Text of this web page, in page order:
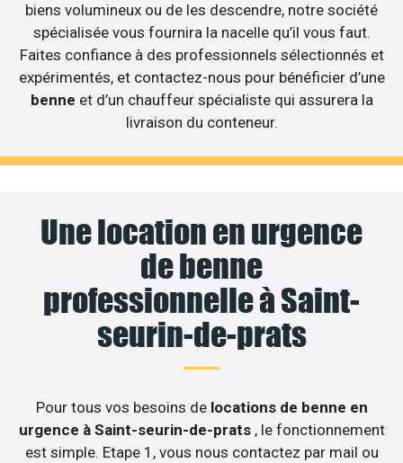
biens volumineux ou de les descendre, notre société
spécialisée vous fournira la nacelle qu’il vous faut.
Faites confiance à des professionnels sélectionnés et
expérimentés, et contactez-nous pour bénéficier d’une
benne et d’un chauffeur spécialiste qui assurera la
livraison du conteneur.
Une location en urgence
de benne
professionnelle à Saint-
seurin-de-prats
Pour tous vos besoins de locations de benne en
urgence à Saint-seurin-de-prats , le fonctionnement
est simple. Etape 1, vous nous contactez par mail ou